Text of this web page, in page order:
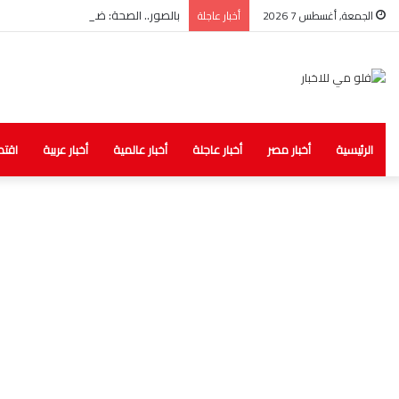
الجمعة, أغسطس 7 2026 أخبار عاجلة بالصور.. الصحة: ضبط مخزن غير مرخص
الرئيسية أخبار مصر أخبار عاجلة أخبار عالمية أخبار عربية